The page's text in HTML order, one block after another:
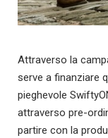
Attraverso la
serve a finanziare
pieghevole
attraverso pre-
partire con la